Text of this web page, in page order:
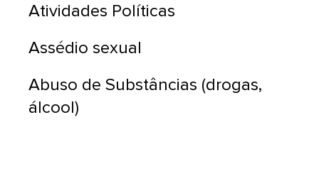
Atividades Políticas
Assédio sexual
Abuso de Substâncias (drogas,
álcool)